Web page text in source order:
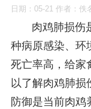
日期：05-21 作者：佚
肉鸡肺损伤
种病原感染、环
死亡率高，给家
以了解肉鸡肺
防御是当前肉鸡